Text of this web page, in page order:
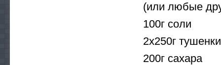
(или любые
100г соли
2х250г тушенки
200г сахара